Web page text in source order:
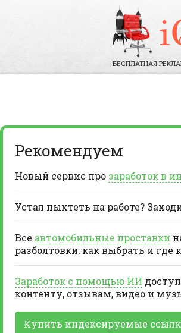
БЕСПЛАТНАЯ
Рекомендуем
Новый сервис про заработок в
Устал пыхтеть на работе?
Все автомобильные проставки
разболтовки: как выбрать и где
Заработок с помощью ИИ
контенту, отзывам, видео и
Купить индексируемые